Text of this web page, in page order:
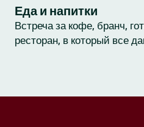
Еда и напитки
Встреча за кофе, бранч,
ресторан, в который все